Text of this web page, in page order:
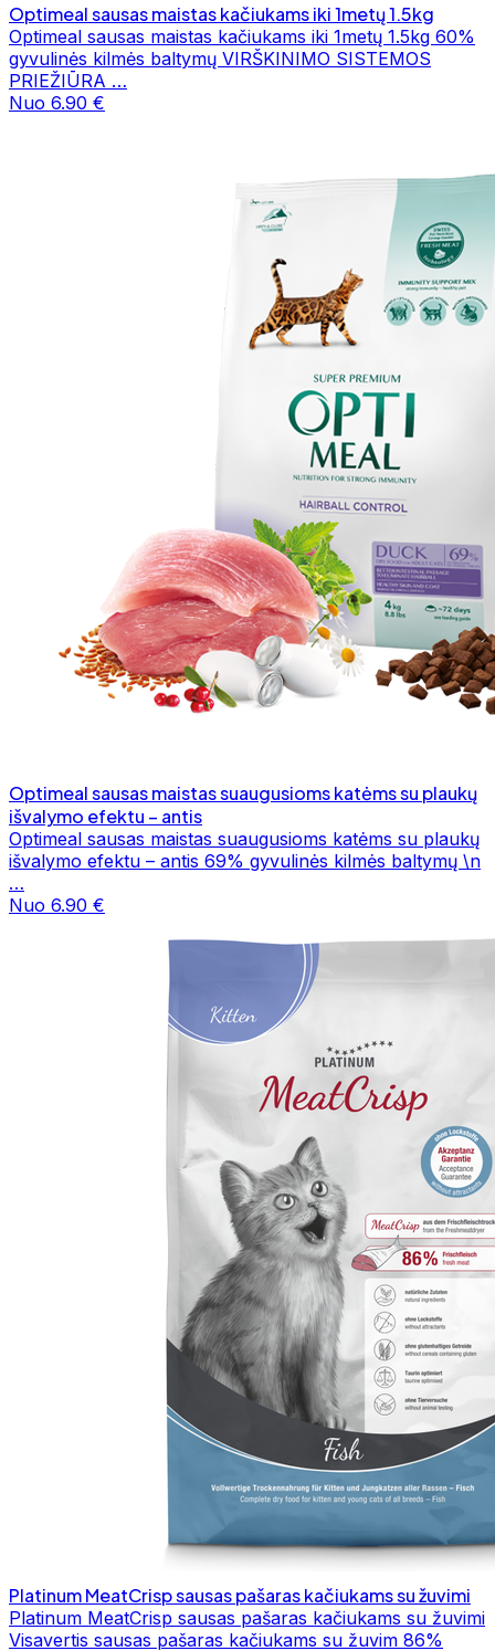
Optimeal sausas maistas kačiukams iki 1metų 1.5kg
Optimeal sausas maistas kačiukams iki 1metų 1.5kg 60%
gyvulinės kilmės baltymų VIRŠKINIMO SISTEMOS
PRIEŽIŪRA …
Nuo 6.90 €
Optimeal sausas maistas suaugusioms katėms su plaukų
išvalymo efektu – antis
Optimeal sausas maistas suaugusioms katėms su plaukų
išvalymo efektu – antis 69% gyvulinės kilmės baltymų \n
…
Nuo 6.90 €
Platinum MeatCrisp sausas pašaras kačiukams su žuvimi
Platinum MeatCrisp sausas pašaras kačiukams su žuvimi
Visavertis sausas pašaras kačiukams su žuvim 86%